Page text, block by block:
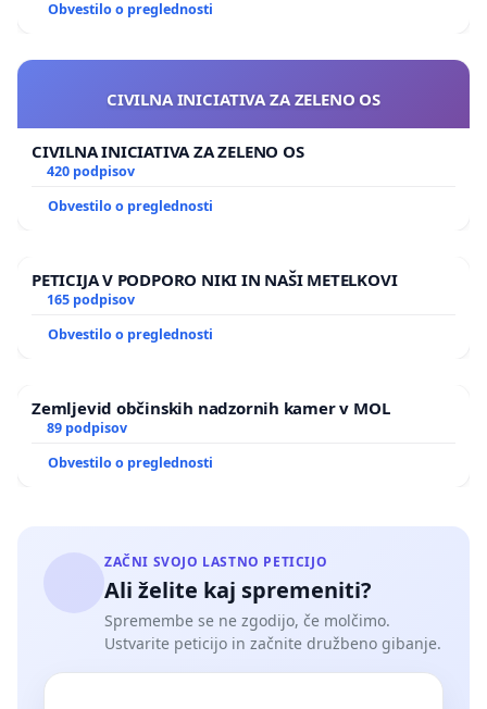
Obvestilo o preglednosti
CIVILNA INICIATIVA ZA ZELENO OS
CIVILNA INICIATIVA ZA ZELENO OS
420 podpisov
Obvestilo o preglednosti
PETICIJA V PODPORO NIKI IN NAŠI METELKOVI
165 podpisov
Obvestilo o preglednosti
Zemljevid občinskih nadzornih kamer v MOL
89 podpisov
Obvestilo o preglednosti
ZAČNI SVOJO LASTNO PETICIJO
Ali želite kaj spremeniti?
Spremembe se ne zgodijo, če molčimo.
Ustvarite peticijo in začnite družbeno gibanje.